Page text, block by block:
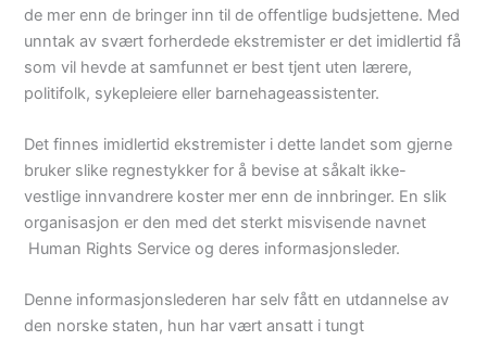
de mer enn de bringer inn til de offentlige budsjettene. Med
unntak av svært forherdede ekstremister er det imidlertid få
som vil hevde at samfunnet er best tjent uten lærere,
politifolk, sykepleiere eller barnehageassistenter.
Det finnes imidlertid ekstremister i dette landet som gjerne
bruker slike regnestykker for å bevise at såkalt ikke-
vestlige innvandrere koster mer enn de innbringer. En slik
organisasjon er den med det sterkt misvisende navnet
Human Rights Service og deres informasjonsleder.
Denne informasjonslederen har selv fått en utdannelse av
den norske staten, hun har vært ansatt i tungt